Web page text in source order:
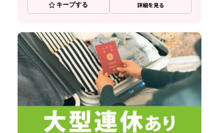
キープする 詳細を見る